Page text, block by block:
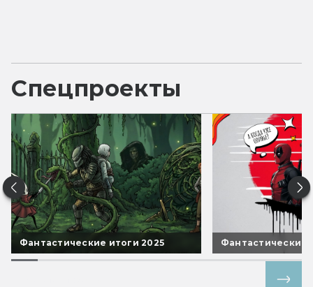
Спецпроекты
Фантастические итоги 2025 Фантастические